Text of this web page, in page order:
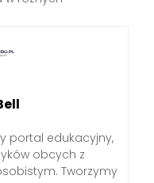
portal edukacyjny,
obcych z
Tworzymy